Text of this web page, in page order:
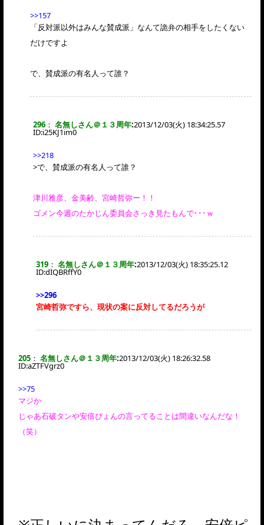
>>157
「反対派以外はみんな賛成派」なんて詭弁の相手をしたくない
だけですよ
で、賛成派の有名人って誰？
296 ： 名無しさん＠１３周年:2013/12/03(火) 18:34:25.57
ID:i25KJ1im0
>>218
>で、賛成派の有名人って誰？
津川雅彦、金美齢、宮崎哲弥ー！！
ゴメン今週のたかじん委員会さっき見たもんで･･･ｗ
319 ： 名無しさん＠１３周年:2013/12/03(火) 18:35:25.12
ID:dIQBRffY0
>>296
宮崎哲弥ですら、現状の案に反対してるだろうが
205 ： 名無しさん＠１３周年:2013/12/03(火) 18:26:32.58
ID:aZTFVgrz0
>>75
マジか
じゃあ石破タンや安倍ぴょんの言ってることは間違いなんだな！
（笑）